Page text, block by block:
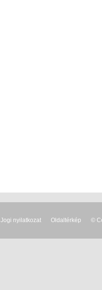
Jogi nyilatkozat Oldaltérkép ©